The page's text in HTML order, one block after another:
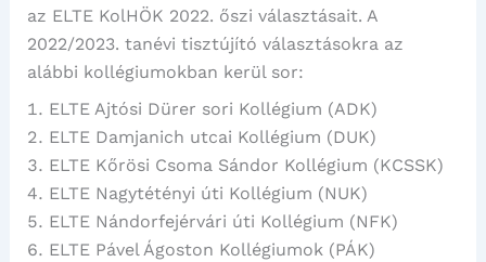
az ELTE KolHÖK 2022. őszi választásait. A
2022/2023. tanévi tisztújító választásokra az
alábbi kollégiumokban kerül sor:
ELTE Ajtósi Dürer sori Kollégium (ADK)
ELTE Damjanich utcai Kollégium (DUK)
ELTE Kőrösi Csoma Sándor Kollégium (KCSSK)
ELTE Nagytétényi úti Kollégium (NUK)
ELTE Nándorfejérvári úti Kollégium (NFK)
ELTE Pável Ágoston Kollégiumok (PÁK)